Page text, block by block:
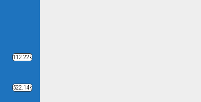
112.22k
522.14k